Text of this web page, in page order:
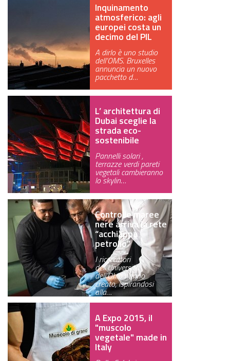
Inquinamento
atmosferico: agli
europei costa un
decimo del PIL
A dirlo è uno studio
dell’OMS. Bruxelles
annuncia un nuovo
pacchetto d…
L’ architettura di
Dubai sceglie la
strada eco-
sostenibile
Pannelli solari ,
terrazze verdi pareti
vegetali cambieranno
lo skylin…
Contro le maree
nere arriva la rete
“acchiappa
petrolio”
I ricercatori
dell’Università
dell’Ohio hanno
creato, ispirandosi
alla…
A Expo 2015, il
"muscolo
vegetale" made in
Italy